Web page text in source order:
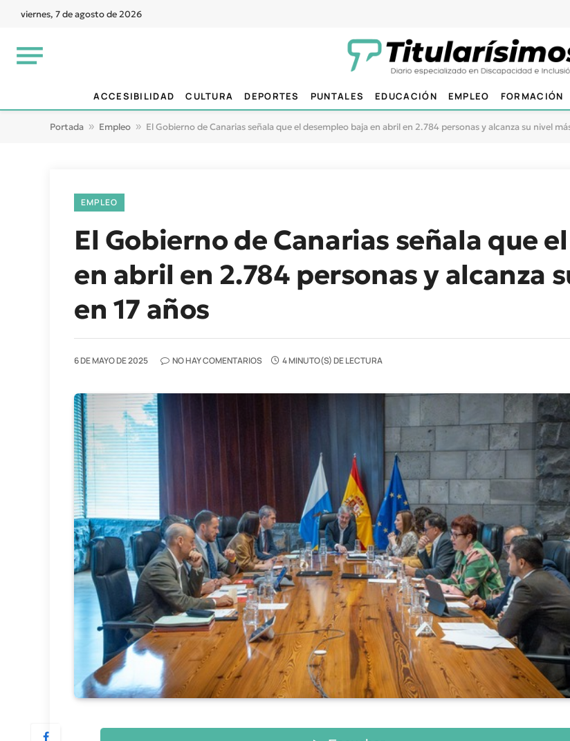
viernes, 7 de agosto de 2026
ACCESIBILIDAD CULTURA DEPORTES PUNTALES EDUCACIÓN EMPLEO FORMACIÓN
Portada » Empleo » El Gobierno de Canarias señala que el desempleo baja en abril en 2.784 personas y alcanza su nivel
EMPLEO
El Gobierno de Canarias señala que
en abril en 2.784 personas y alcanza
en 17 años
6 DE MAYO DE 2025 NO HAY COMENTARIOS 4 MINUTO(S) DE LECTURA